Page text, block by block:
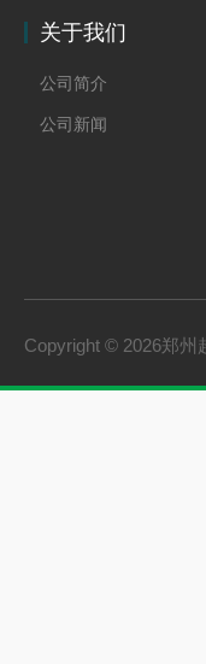
关于我们
公司简介
公司新闻
Copyright © 2026郑